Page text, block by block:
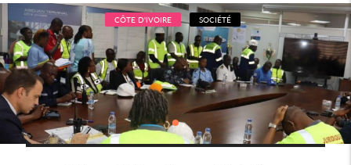
CÔTE D'IVOIRE SOCIÉTÉ